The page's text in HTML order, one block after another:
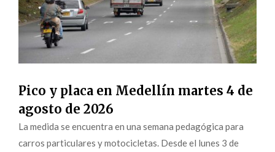
Pico y placa en Medellín martes 4 de
agosto de 2026
La medida se encuentra en una semana pedagógica para
carros particulares y motocicletas. Desde el lunes 3 de